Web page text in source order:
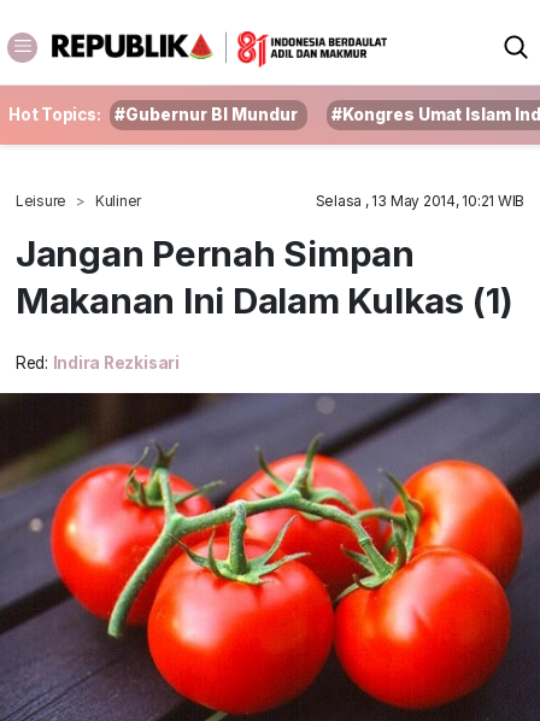
Hot Topics: #Gubernur BI Mundur #Kongres Umat Islam
Leisure Kuliner Selasa , 13 May 2014, 10:21 WIB
Jangan Pernah Simpan
Makanan Ini Dalam Kulkas (1)
Red: Indira Rezkisari